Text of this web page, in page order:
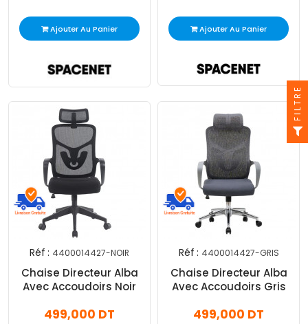
Ajouter Au Panier Ajouter Au Panier
Réf : 4400014427-NOIR
Chaise Directeur Alba
Avec Accoudoirs Noir
499,000 DT
Réf : 4400014427-GRIS
Chaise Directeur Alba
Avec Accoudoirs Gris
499,000 DT
FILTRE